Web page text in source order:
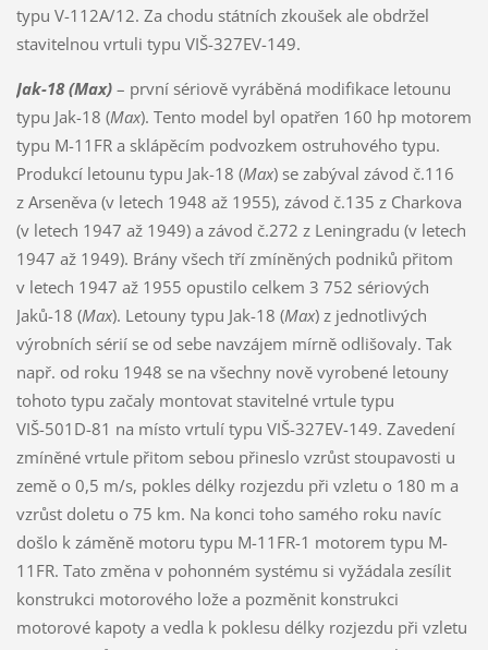
typu V-112A/12. Za chodu státních zkoušek ale obdržel
stavitelnou vrtuli typu VIŠ-327EV-149.
Jak-18 (Max)– první sériově vyráběná modifikace letounu
typu Jak-18 (Max). Tento model byl opatřen 160 hp motorem
typu M-11FR a sklápěcím podvozkem ostruhového typu.
Produkcí letounu typu Jak-18 (Max) se zabýval závod č.116
z Arseněva (v letech 1948 až 1955), závod č.135 z Charkova
(v letech 1947 až 1949) a závod č.272 z Leningradu (v letech
1947 až 1949). Brány všech tří zmíněných podniků přitom
v letech 1947 až 1955 opustilo celkem 3 752 sériových
Jaků-18 (Max). Letouny typu Jak-18 (Max) z jednotlivých
výrobních sérií se od sebe navzájem mírně odlišovaly. Tak
např. od roku 1948 se na všechny nově vyrobené letouny
tohoto typu začaly montovat stavitelné vrtule typu
VIŠ-501D-81 na místo vrtulí typu VIŠ-327EV-149. Zavedení
zmíněné vrtule přitom sebou přineslo vzrůst stoupavosti u
země o 0,5 m/s, pokles délky rozjezdu při vzletu o 180 m a
vzrůst doletu o 75 km. Na konci toho samého roku navíc
došlo k záměně motoru typu M-11FR-1 motorem typu M-
11FR. Tato změna v pohonném systému si vyžádala zesílit
konstrukci motorového lože a pozměnit konstrukci
motorové kapoty a vedla k poklesu délky rozjezdu při vzletu